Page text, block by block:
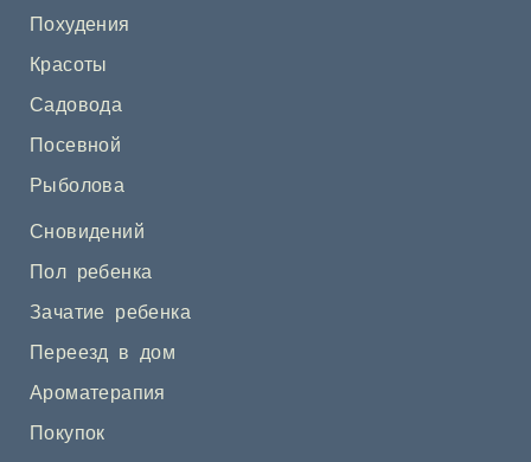
Похудения
Красоты
Садовода
Посевной
Рыболова
Сновидений
Пол ребенка
Зачатие ребенка
Переезд в дом
Ароматерапия
Покупок